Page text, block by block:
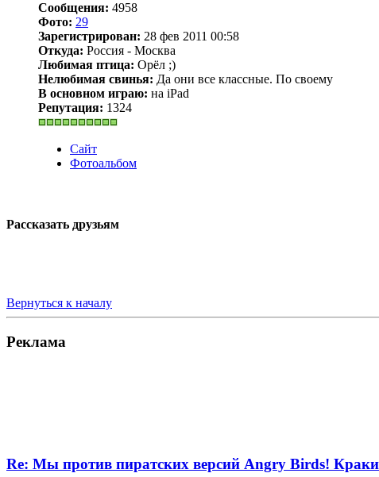
Сообщения: 4958
Фото: 29
Зарегистрирован: 28 фев 2011 00:58
Откуда: Россия - Москва
Любимая птица: Орёл ;)
Нелюбимая свинья: Да они все классные. По своему
В основном играю: на iPad
Репутация: 1324
Сайт
Фотоальбом
Рассказать друзьям
Вернуться к началу
Реклама
Re: Мы против пиратских версий Angry Birds! Краки